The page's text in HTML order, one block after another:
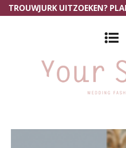
TROUWJURK UITZOEKEN?